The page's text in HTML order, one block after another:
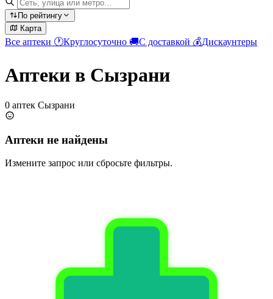
По рейтингу
Карта
Все аптеки 🕐Круглосуточно 🚚С доставкой 💰Дискаунтеры
Аптеки в Сызрани
0 аптек Сызрани
Аптеки не найдены
Измените запрос или сбросьте фильтры.